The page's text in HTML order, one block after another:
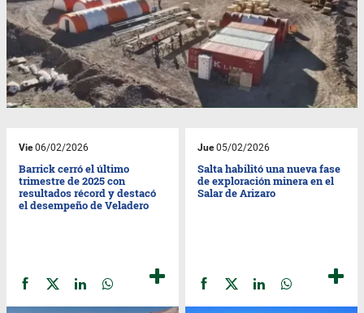
Vie06/02/2026
Barrick cerró el último
trimestre de 2025 con
resultados récord y destacó
el desempeño de Veladero
Jue05/02/2026
Salta habilitó una nueva fase
de exploración minera en el
Salar de Arizaro